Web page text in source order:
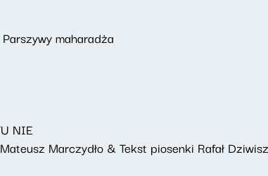
maharadża
NIE
Marczydło & Tekst piosenki Rafał